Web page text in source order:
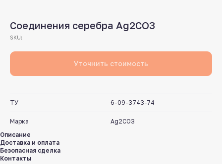
Соединения серебра Ag2CO3
SKU:
Уточнить стоимость
ТУ 6-09-3743-74
Марка
Ag2CO3
Описание
Доставка и оплата
Безопасная сделка
Контакты